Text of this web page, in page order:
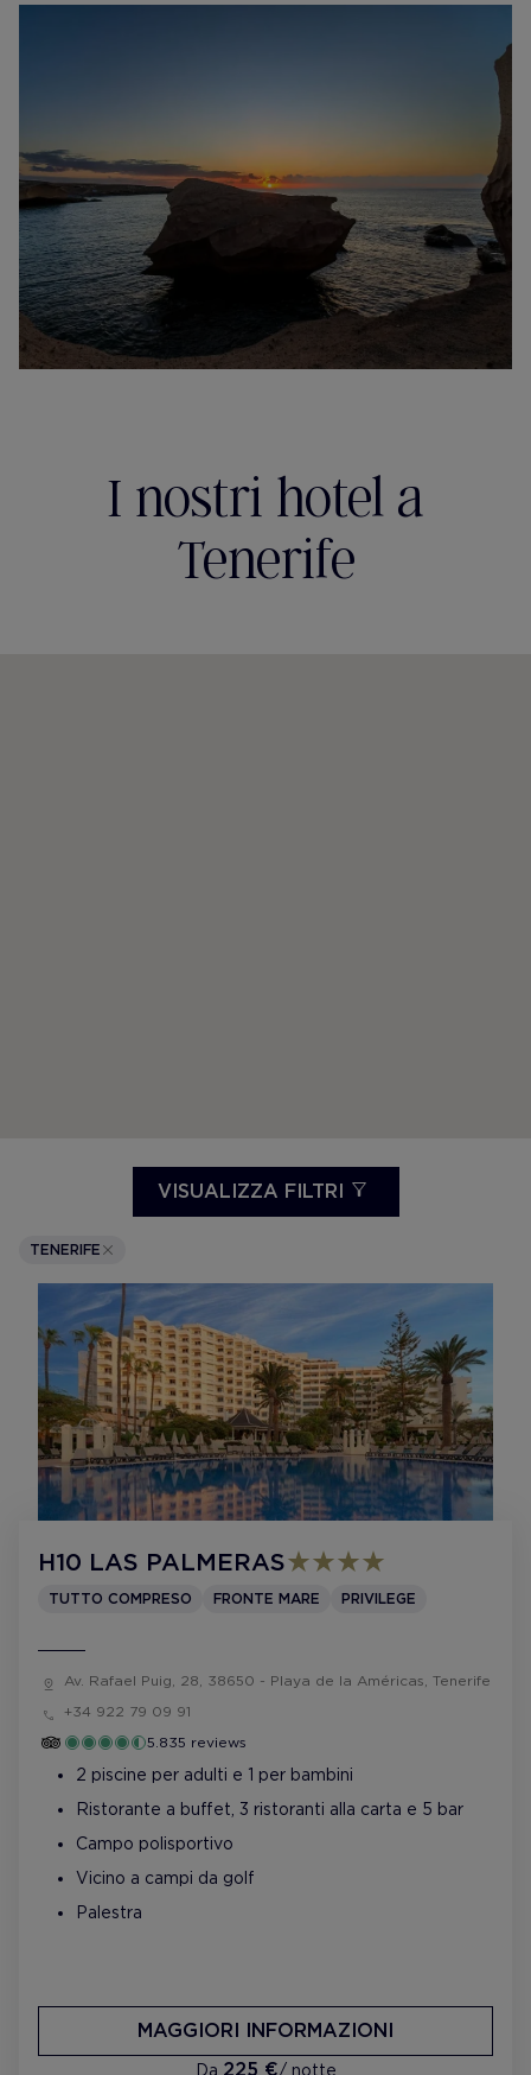
I nostri hotel a
Tenerife
VISUALIZZA FILTRI
TENERIFE
H10 LAS PALMERAS
TUTTO COMPRESO FRONTE MARE PRIVILEGE
Av. Rafael Puig, 28, 38650 - Playa de la Américas, Tenerife
+34 922 79 09 91
5.835 reviews
2 piscine per adulti e 1 per bambini
Ristorante a buffet, 3 ristoranti alla carta e 5 bar
Campo polisportivo
Vicino a campi da golf
Palestra
Da 225 €/ notte
MAGGIORI INFORMAZIONI